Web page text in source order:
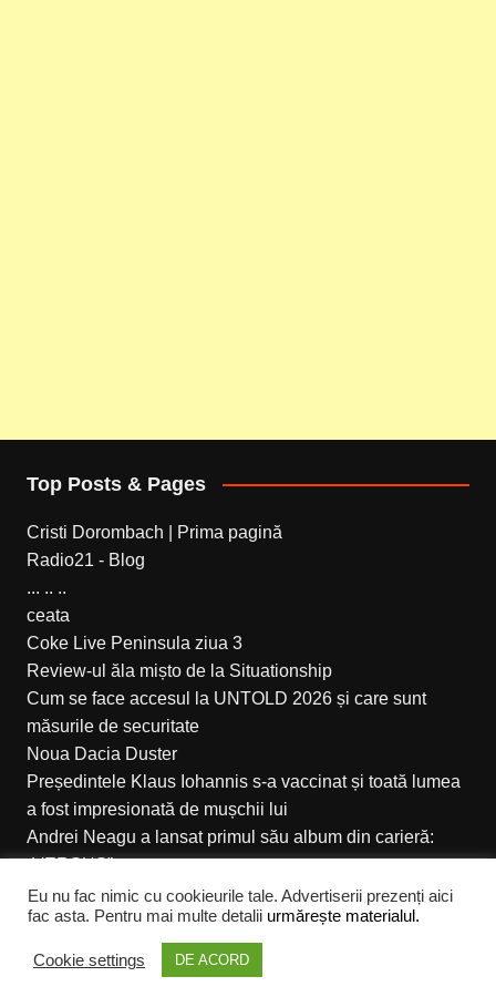
Top Posts & Pages
Cristi Dorombach | Prima pagină
Radio21 - Blog
... .. ..
ceata
Coke Live Peninsula ziua 3
Review-ul ăla mișto de la Situationship
Cum se face accesul la UNTOLD 2026 și care sunt
măsurile de securitate
Noua Dacia Duster
Președintele Klaus Iohannis s-a vaccinat și toată lumea
a fost impresionată de mușchii lui
Andrei Neagu a lansat primul său album din carieră:
„VERSUS”
Cream Magazine pentru Cristi Dorombach
Eu nu fac nimic cu cookieurile tale. Advertiserii prezenți aici
fac asta. Pentru mai multe detalii urmărește materialul.
Cookie settings DE ACORD